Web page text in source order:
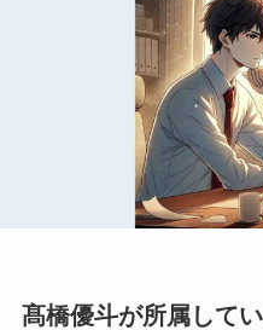
髙橋優斗が所属して